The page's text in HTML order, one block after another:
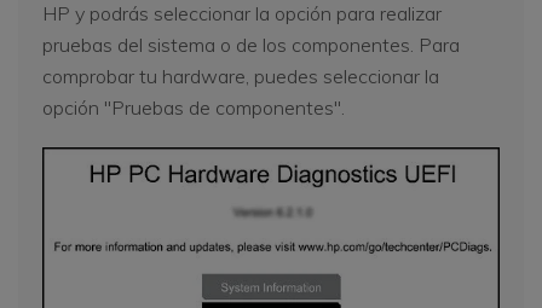
HP y podrás seleccionar la opción para realizar
pruebas del sistema o de los componentes. Para
comprobar tu hardware, puedes seleccionar la
opción "Pruebas de componentes".